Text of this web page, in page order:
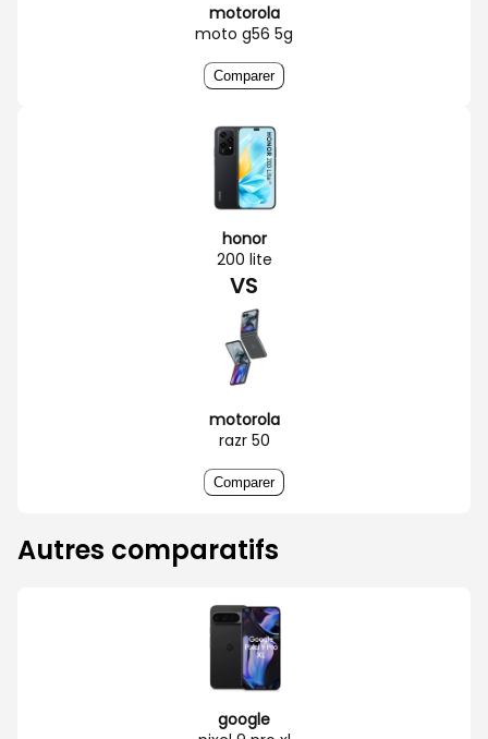
motorola
moto g56 5g
Comparer
honor
200 lite
VS
motorola
razr 50
Comparer
Autres comparatifs
google